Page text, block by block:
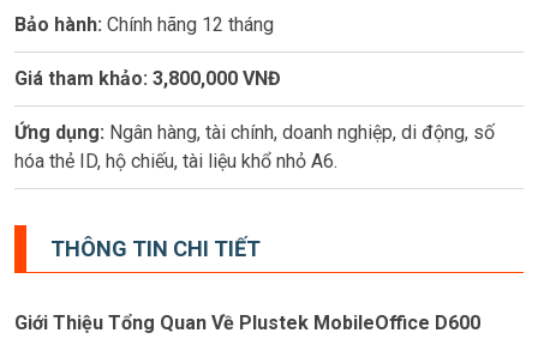
Bảo hành: Chính hãng 12 tháng
Giá tham khảo: 3,800,000 VNĐ
Ứng dụng: Ngân hàng, tài chính, doanh nghiệp, di động, số
hóa thẻ ID, hộ chiếu, tài liệu khổ nhỏ A6.
THÔNG TIN CHI TIẾT
Giới Thiệu Tổng Quan Về Plustek MobileOffice D600